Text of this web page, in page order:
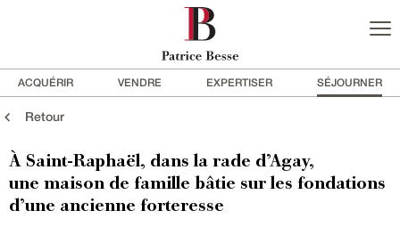
ACQUÉRIR VENDRE EXPERTISER SÉJOURNER
Retour
À Saint-Raphaël, dans la rade d’Agay,
une maison de famille bâtie sur les fondations
d’une ancienne forteresse